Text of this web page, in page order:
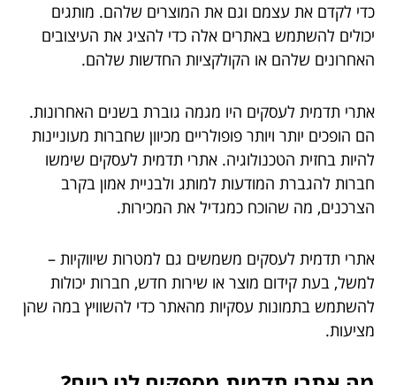
כדי לקדם את עצמם וגם את המוצרים שלהם. מותגים
יכולים להשתמש באתרים אלה כדי להציג את העיצובים
האחרונים שלהם או הקולקציות החדשות שלהם.
אתרי תדמית לעסקים היו מגמה גוברת בשנים האחרונות.
הם הופכים יותר ויותר פופולריים מכיוון שחברות מעוניינות
להיות בחזית הטכנולוגיה. אתרי תדמית לעסקים שימשו
חברות להגברת המודעות למותג ולבניית אמון בקרב
הצרכנים, מה שהוכח כמגדיל את המכירות.
אתרי תדמית לעסקים משמשים גם למטרות שיווקיות –
למשל, בעת קידום מוצר או שירות חדש, חברות יכולות
להשתמש בתמונות עסקיות מהאתר כדי להשוויץ במה שהן
מציעות.